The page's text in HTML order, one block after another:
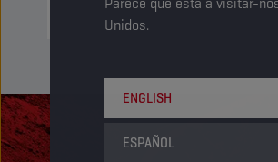
Unidos.
ENGLISH
ESPAÑOL